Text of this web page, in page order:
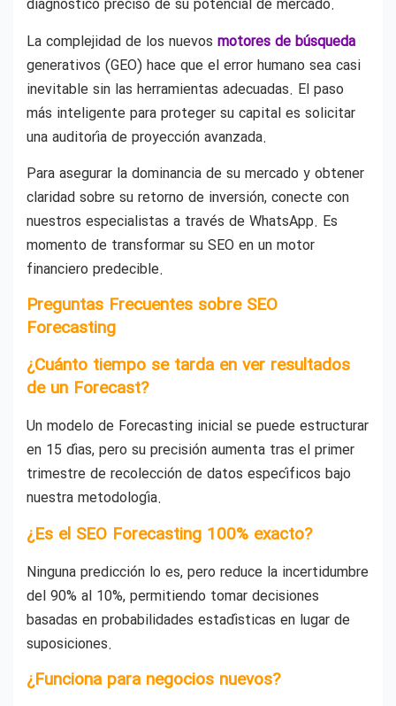
diagnóstico preciso de su potencial de mercado.
La complejidad de los nuevos motores de búsqueda
generativos (GEO) hace que el error humano sea casi
inevitable sin las herramientas adecuadas. El paso
más inteligente para proteger su capital es solicitar
una auditoría de proyección avanzada.
Para asegurar la dominancia de su mercado y obtener
claridad sobre su retorno de inversión, conecte con
nuestros especialistas a través de WhatsApp. Es
momento de transformar su SEO en un motor
financiero predecible.
Preguntas Frecuentes sobre SEO
Forecasting
¿Cuánto tiempo se tarda en ver resultados
de un Forecast?
Un modelo de Forecasting inicial se puede estructurar
en 15 días, pero su precisión aumenta tras el primer
trimestre de recolección de datos específicos bajo
nuestra metodología.
¿Es el SEO Forecasting 100% exacto?
Ninguna predicción lo es, pero reduce la incertidumbre
del 90% al 10%, permitiendo tomar decisiones
basadas en probabilidades estadísticas en lugar de
suposiciones.
¿Funciona para negocios nuevos?